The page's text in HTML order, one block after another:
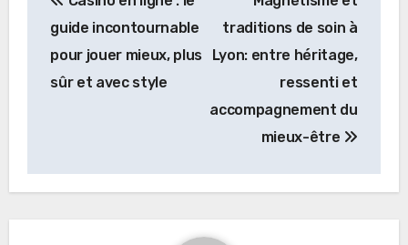
navigation
guide incontournable
pour jouer mieux, plus
sûr et avec style
traditions de soin à
Lyon: entre héritage,
ressenti et
accompagnement du
mieux-être